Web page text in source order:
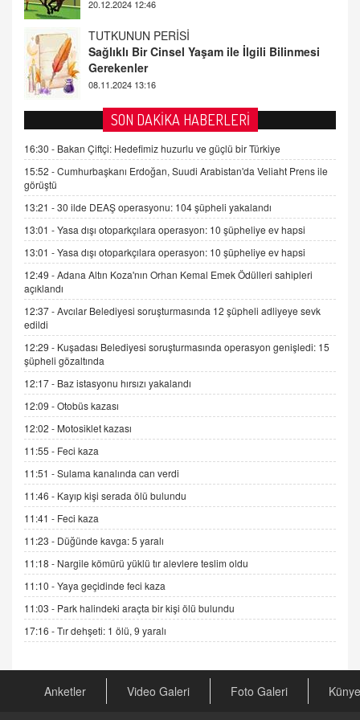
08.11.2024 13:16
FARUK ÖNALAN
Tezkere Onaylanmasaydı…
2 Kasım 2021 Salı 00:11
AV. DOĞAN CAN DOĞAN
Kişisel verilerin korunması ve dijital hukukun
gelişimi
15.09.2025 16:17
SEHER EREK
Kış Ayları Geldi, Hangi Önlemler Alınmalı?
9.12.2025 10:11
İNCİ GÜL AKÖL
06.07.2026 13:00
ADEM AKÖL
Esed Destekçilerinin Yüzüne Vurulan Şamar:
Sednaya
11.12.2024 12:30
DR. EKREM ASLAN
Gerçek Ne, Algı Ne? "Beraber Yürüyoruz"
Cümlesinin Peşinden
19.07.2025 12:45
GÖNÜL MENEKŞE
Şifacının Yolu
04.11.2025 12:56
AV. RÜMEYSA ÖZKALE
Kira Uyuşmazlıklarında Dava Açmadan Önce
Arabulucuya Başvuru Şartı
CAN UĞURATEŞ
Değişen yapısıyla Suriye
SON DAKİKA HABERLERİ
16:30 - Bakan Çiftçi: Hedefimiz huzurlu ve güçlü bir Türkiye
15:52 -Cumhurbaşkanı Erdoğan, Suudi Arabistan'da Veliaht Prens ile
görüştü
13:21 -30 ilde DEAŞ operasyonu: 104 şüpheli yakalandı
13:01 -Yasa dışı otoparkçılara operasyon: 10 şüpheliye ev hapsi
13:01 -Yasa dışı otoparkçılara operasyon: 10 şüpheliye ev hapsi
12:49 -Adana Altın Koza'nın Orhan Kemal Emek Ödülleri sahipleri
açıklandı
12:37 -Avcılar Belediyesi soruşturmasında 12 şüpheli adliyeye sevk
edildi
12:29 - Kuşadası Belediyesi soruşturmasında operasyon genişledi: 15
şüpheli gözaltında
12:17 - Baz istasyonu hırsızı yakalandı
12:09 -Otobüs kazası
12:02 - Motosiklet kazası
11:55 - Feci kaza
11:51 -Sulama kanalında can verdi
11:46 - Kayıp kişi serada ölü bulundu
11:41 - Feci kaza
11:23 - Düğünde kavga: 5 yaralı
11:18 - Nargile kömürü yüklü tır alevlere teslim oldu
11:10 -Yaya geçidinde feci kaza
11:03 - Park halindeki araçta bir kişi ölü bulundu
17:16 -Tır dehşeti: 1 ölü, 9 yaralı
Anketler Video Galeri Foto Galeri Künye